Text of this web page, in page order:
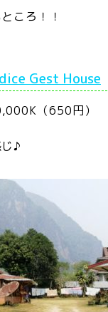
ころ！！
Gest House
（650円）
♪